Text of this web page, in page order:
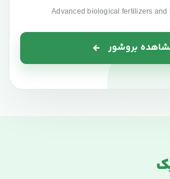
Advanced biological fertilizers and
بروشور